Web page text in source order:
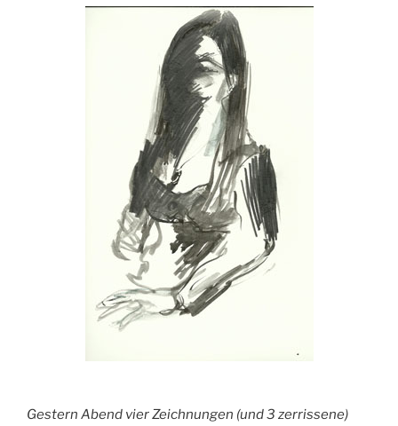
Gestern Abend vier Zeichnungen (und 3 zerrissene)